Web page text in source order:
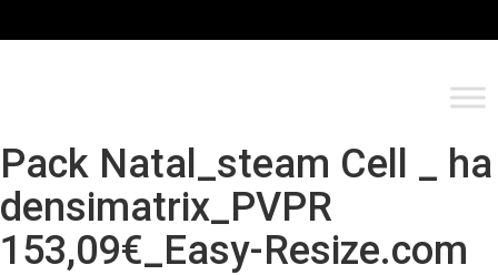
Pack Natal_steam Cell _ ha
densimatrix_PVPR
153,09€_Easy-Resize.com